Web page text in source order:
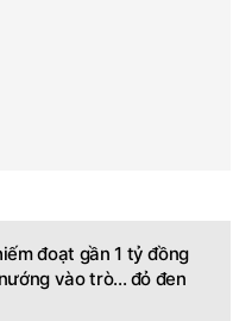
đoạt gần 1 tỷ đồng
vào trò... đỏ đen